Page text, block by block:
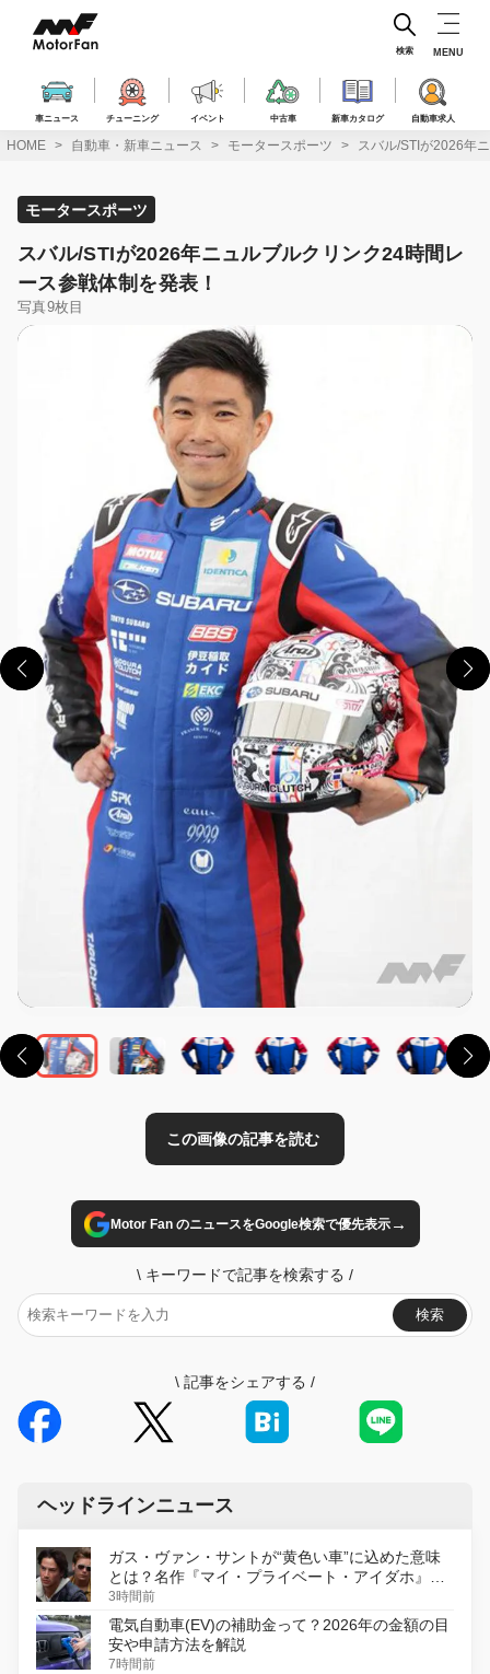
ス
車ニュース チューニング イベント 中古車 新車カタログ 自動車求人
検索 MENU
HOME 自動車・新車ニュース モータースポーツ スバル/STIが2026年
モータースポーツ
スバル/STIが2026年ニュルブルクリンク24時間レ
ース参戦体制を発表！
写真9枚目
この画像の記事を読む
Motor Fan のニュースをGoogle検索で優先表示→
\ キーワードで記事を検索する /
検索
\ 記事をシェアする /
ヘッドラインニュース
ガス・ヴァン・サントが“黄色い車”に込めた意味
とは？名作『マイ・プライベート・アイダホ』が
初のデジタルリマスター版で復活
3時間前
電気自動車(EV)の補助金って？2026年の金額の目
安や申請方法を解説
7時間前